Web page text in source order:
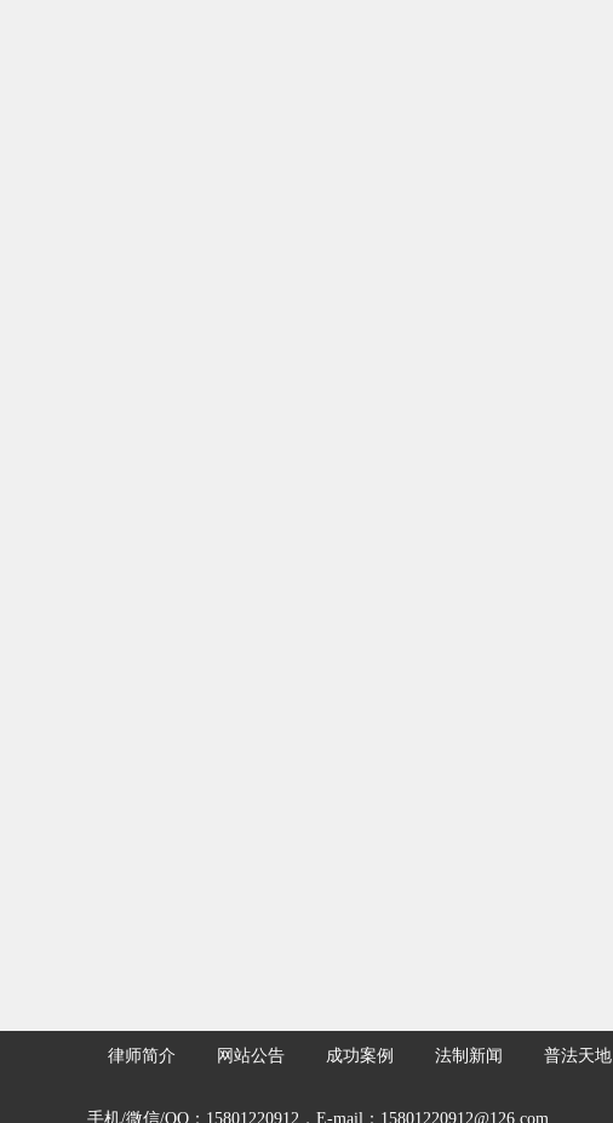
手机/微信/QQ：15801220912，E-mail：15801220912@126.com
律师简介 网站公告 成功案例 法制新闻 普法天地